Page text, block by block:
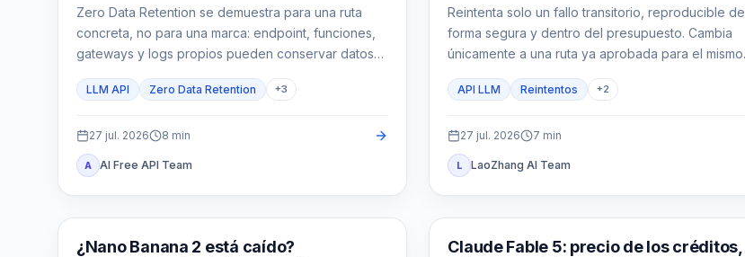
Zero Data Retention se demuestra para una ruta
concreta, no para una marca: endpoint, funciones,
gateways y logs propios pueden conservar datos
LLM API Zero Data Retention +3
27 jul. 2026 8 min
A AI Free API Team
Reintenta solo un fallo transitorio, reproducible de
forma segura y dentro del presupuesto. Cambia
únicamente a una ruta ya aprobada para el mismo
API LLM Reintentos +2
27 jul. 2026 7 min
L LaoZhang AI Team
Imagen Gemini
¿Nano Banana 2 está caído?
Claude
Claude Fable 5: precio de los créditos,